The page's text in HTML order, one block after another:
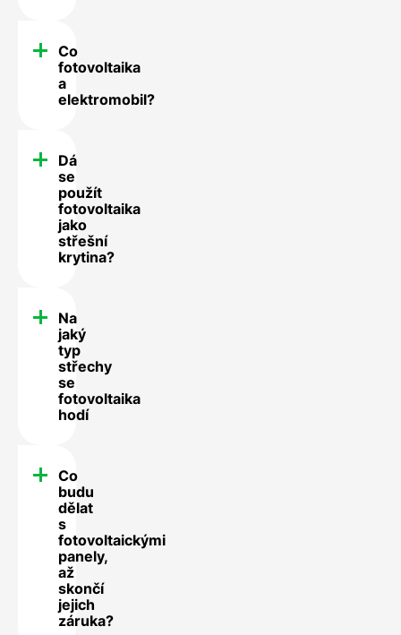
Co
fotovoltaika
a
elektromobil?
Dá
se
použít
fotovoltaika
jako
střešní
krytina?
Na
jaký
typ
střechy
se
fotovoltaika
hodí
Co
budu
dělat
s
fotovoltaickými
panely,
až
skončí
jejich
záruka?